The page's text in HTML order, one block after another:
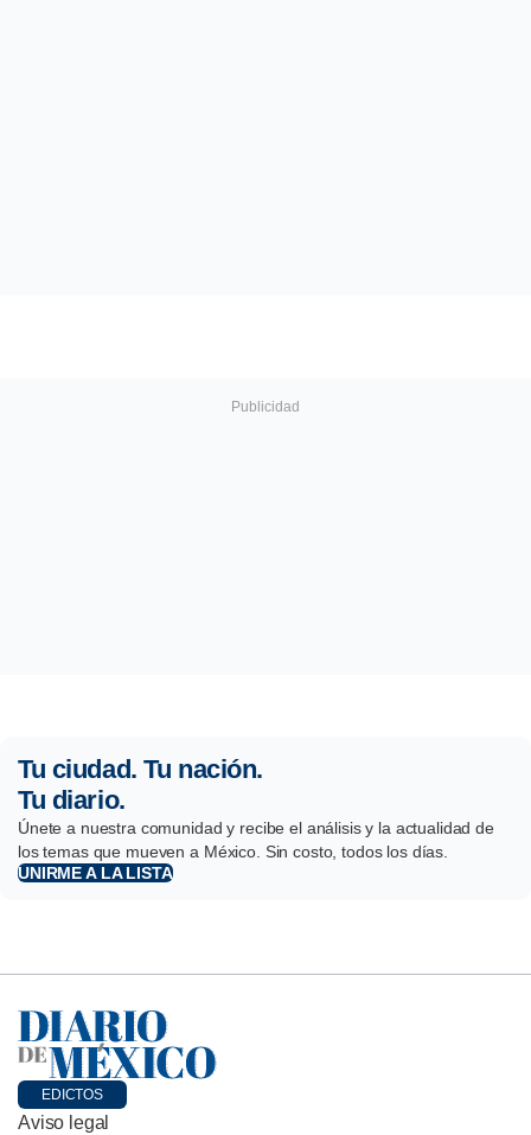
Tu ciudad. Tu nación.
Tu diario.
Únete a nuestra comunidad y recibe el análisis y la actualidad de
los temas que mueven a México. Sin costo, todos los días.
UNIRME A LA LISTA
EDICTOS
Aviso legal